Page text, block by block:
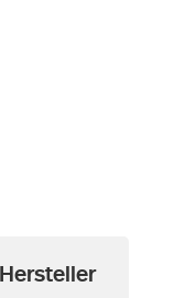
Hersteller